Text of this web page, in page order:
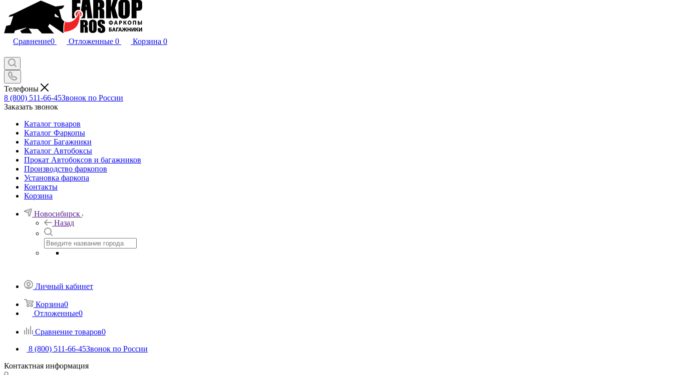
Сравнение0 Отложенные 0 Корзина 0
Телефоны
8 (800) 511-66-45Звонок по России
Заказать звонок
Каталог товаров
Каталог Фаркопы
Каталог Багажники
Каталог Автобоксы
Прокат Автобоксов и багажников
Производство фаркопов
Установка фаркопа
Контакты
Корзина
Новосибирск
Назад
Личный кабинет
Корзина0
Отложенные0
Сравнение товаров0
8 (800) 511-66-45Звонок по России
Контактная информация